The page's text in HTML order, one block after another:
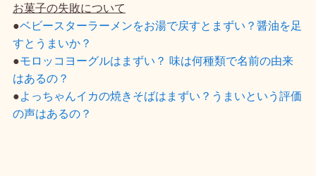
お菓子の失敗について
●ベビースターラーメンをお湯で戻すとまずい？醤油を足
すとうまいか？
●モロッコヨーグルはまずい？ 味は何種類で名前の由来
はあるの？
●よっちゃんイカの焼きそばはまずい？うまいという評価
の声はあるの？